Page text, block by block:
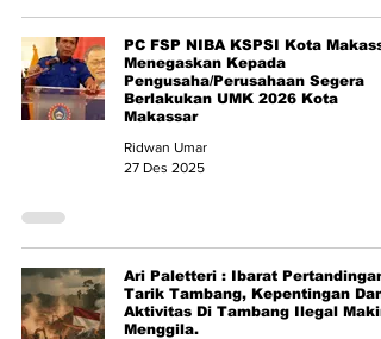
PC FSP NIBA KSPSI Kota
Menegaskan Kepada
Pengusaha/Perusahaan Segera
Berlakukan UMK 2026 Kota
Makassar
Ridwan Umar
27 Des 2025
Ari Paletteri : Ibarat Pertandingan
Tarik Tambang, Kepentingan Dan
Aktivitas Di Tambang Ilegal Makin
Menggila.